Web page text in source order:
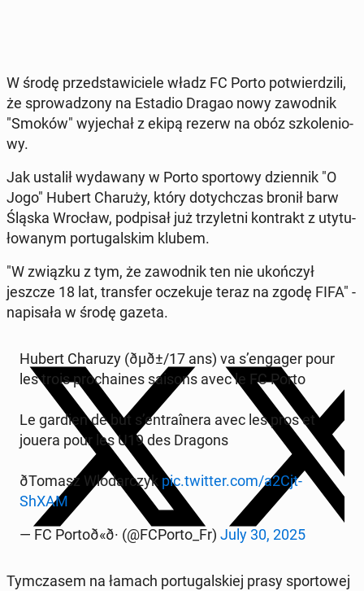
W środę przed­sta­wi­cie­le władz FC Porto po­twier­dzi­li,
że spro­wa­dzo­ny na Estadio Dragao nowy za­wod­nik
"Smoków" wy­je­chał z ekipą rezerw na obóz szko­le­nio­
wy.
Jak ustalił wy­da­wa­ny w Porto spor­to­wy dzien­nik "O
Jogo" Hubert Charuży, który do­tych­czas bronił barw
Śląska Wrocław, pod­pi­sał już trzy­let­ni kon­trakt z uty­tu­
ło­wa­nym por­tu­gal­skim klubem.
"W związku z tym, że za­wod­nik ten nie ukoń­czył
jeszcze 18 lat, trans­fer ocze­ku­je teraz na zgodę FIFA" -
na­pi­sa­ła w środę gazeta.
Hubert Charuzy (ðµð±/17 ans) va s’engager pour
les trois pro­cha­ines saisons avec le FC Porto
Le gardien de but s’en­tra­îne­ra avec les pros et
jouera pour les U19 des Dragons
ð️To­masz Wlo­dar­czyk pic.twitter.com/a2Cjt­
ShXAM
— FC Por­to­ð«ð· (@FCPorto_Fr) July 30, 2025
Tym­cza­sem na łamach por­tu­gal­skiej prasy spor­to­wej